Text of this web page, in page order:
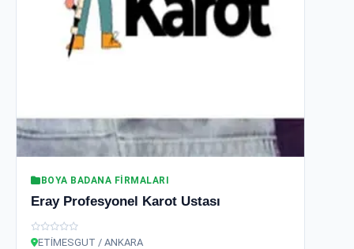
BOYA BADANA FIRMALARI
Eray Profesyonel Karot Ustası
ETİMESGUT / ANKARA